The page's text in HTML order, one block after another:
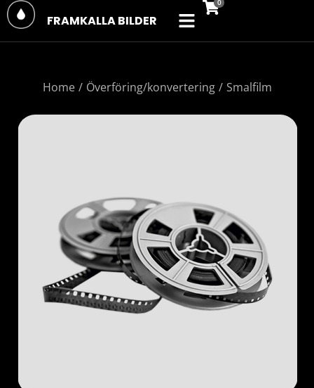
FRAMKALLA BILDER
You are here:
Home Överföring/konvertering Smalfilm